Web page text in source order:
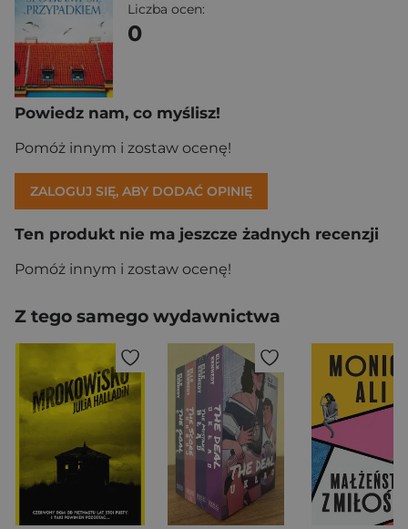
Liczba ocen:
0
Powiedz nam, co myślisz!
Pomóż innym i zostaw ocenę!
ZALOGUJ SIĘ, ABY DODAĆ OPINIĘ
Ten produkt nie ma jeszcze żadnych recenzji
Pomóż innym i zostaw ocenę!
Z tego samego wydawnictwa